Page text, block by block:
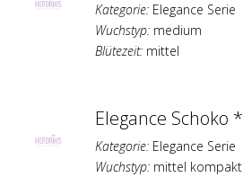
Kategorie: Elegance Serie
Wuchstyp: medium
Blütezeit: mittel
Elegance Schoko *
Kategorie: Elegance Serie
Wuchstyp: mittel kompakt